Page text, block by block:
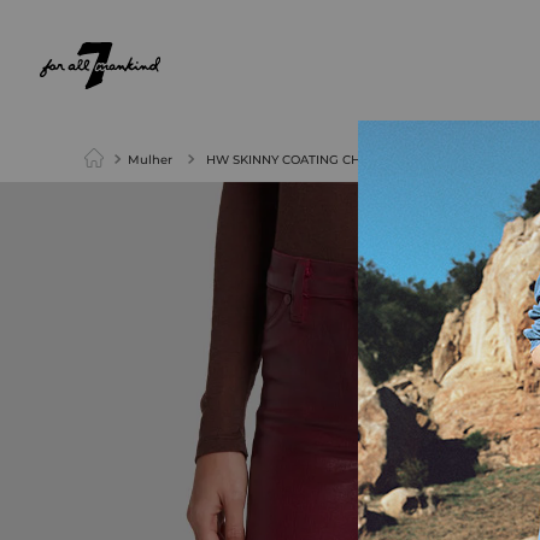
Mulher HW SKINNY COATING CHICORY COFFEE